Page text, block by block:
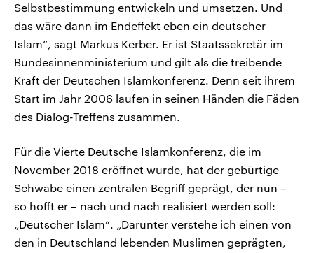
Selbstbestimmung entwickeln und umsetzen. Und
das wäre dann im Endeffekt eben ein deutscher
Islam“, sagt Markus Kerber. Er ist Staatssekretär im
Bundesinnenministerium und gilt als die treibende
Kraft der Deutschen Islamkonferenz. Denn seit ihrem
Start im Jahr 2006 laufen in seinen Händen die Fäden
des Dialog-Treffens zusammen.
Für die Vierte Deutsche Islamkonferenz, die im
November 2018 eröffnet wurde, hat der gebürtige
Schwabe einen zentralen Begriff geprägt, der nun –
so hofft er – nach und nach realisiert werden soll:
„Deutscher Islam“. „Darunter verstehe ich einen von
den in Deutschland lebenden Muslimen geprägten,